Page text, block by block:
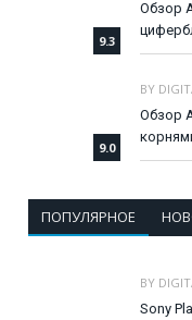
9.3
Обзор
9.0
BY
Обзор
ПОПУЛЯРНОЕ
BY
Sony